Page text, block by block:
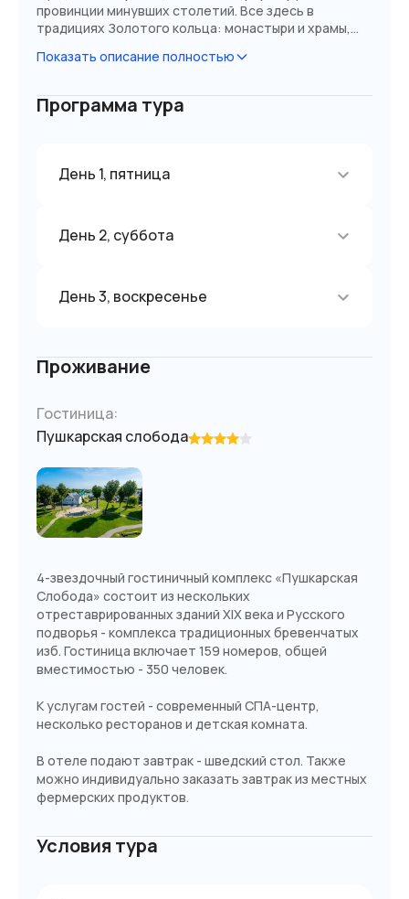
провинции минувших столетий. Все здесь в
традициях Золотого кольца: монастыри и храмы,
казаться, что календарь нагло врет, а время
Показать описание полностью
Программа тура
День 1, пятница
День 2, суббота
День 3, воскресенье
Проживание
Гостиница:
Пушкарская слобода
4-звездочный гостиничный комплекс «Пушкарская
Слобода» состоит из нескольких
отреставрированных зданий XIX века и Русского
подворья - комплекса традиционных бревенчатых
изб. Гостиница включает 159 номеров, общей
вместимостью - 350 человек.
К услугам гостей - современный СПА-центр,
несколько ресторанов и детская комната.
В отеле подают завтрак - шведский стол. Также
можно индивидуально заказать завтрак из местных
фермерских продуктов.
Условия тура